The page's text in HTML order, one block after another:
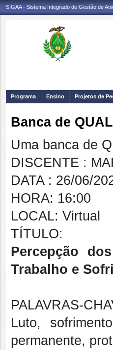
SIGAA - Sistema Integrado de Gestão de
Programa Ensino Projetos de
Banca de
Uma banca de
DISCENTE :
DATA : 26/06/
HORA: 16:00
LOCAL: Virtual
TÍTULO:
Percepção
Trabalho e
PALAVRAS-
Luto,
permanente,